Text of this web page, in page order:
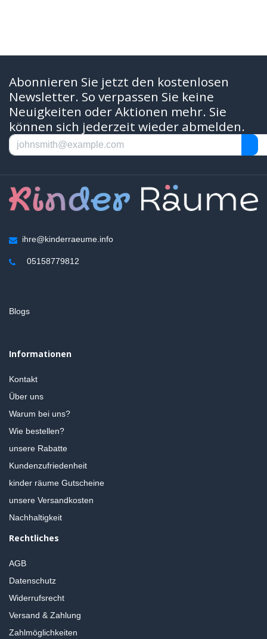
Abonnieren Sie jetzt den kostenlosen
Newsletter. So verpassen Sie keine
Neuigkeiten oder Aktionen mehr. Sie
können sich jederzeit wieder abmelden.
ihre@kinderraeume.info
05158779812
Blogs
Informationen
Kontakt
Über uns
Warum bei uns?
Wie bestellen?
unsere Rabatte
Kundenzufriedenheit
kinder räume Gutscheine
unsere Versandkosten
Nachhaltigkeit
Rechtliches
AGB
Datenschutz
Widerrufsrecht
Versand & Zahlung
Zahlmöglichkeiten